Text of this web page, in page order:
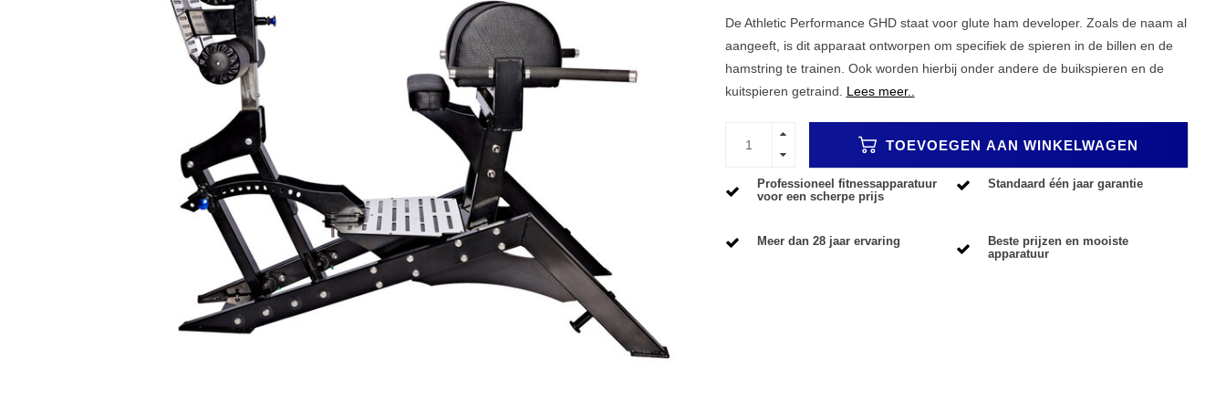
De Athletic Performance GHD staat voor glute ham developer. Zoals de naam al
aangeeft, is dit apparaat ontworpen om specifiek de spieren in de billen en de
hamstring te trainen. Ook worden hierbij onder andere de buikspieren en de
kuitspieren getraind. Lees meer..
TOEVOEGEN AAN WINKELWAGEN
Professioneel fitnessapparatuur
voor een scherpe prijs
Standaard één jaar garantie
Meer dan 28 jaar ervaring
Beste prijzen en mooiste
apparatuur